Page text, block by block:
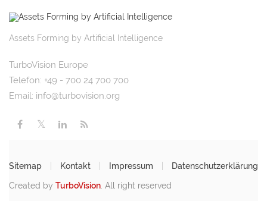
Assets Forming by Artificial Intelligence
TurboVision Europe
Telefon: +49 - 700 24 700 700
Email: info@turbovision.org
Sitemap Kontakt Impressum Datenschutzerklärung
Created by TurboVision . All right reserved